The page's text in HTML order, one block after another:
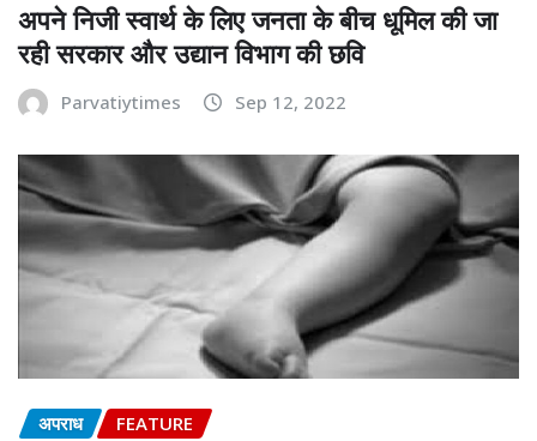
अपने निजी स्वार्थ के लिए जनता के बीच धूमिल की जा
रही सरकार और उद्यान विभाग की छवि
Parvatiytimes Sep 12, 2022
अपराध FEATURE